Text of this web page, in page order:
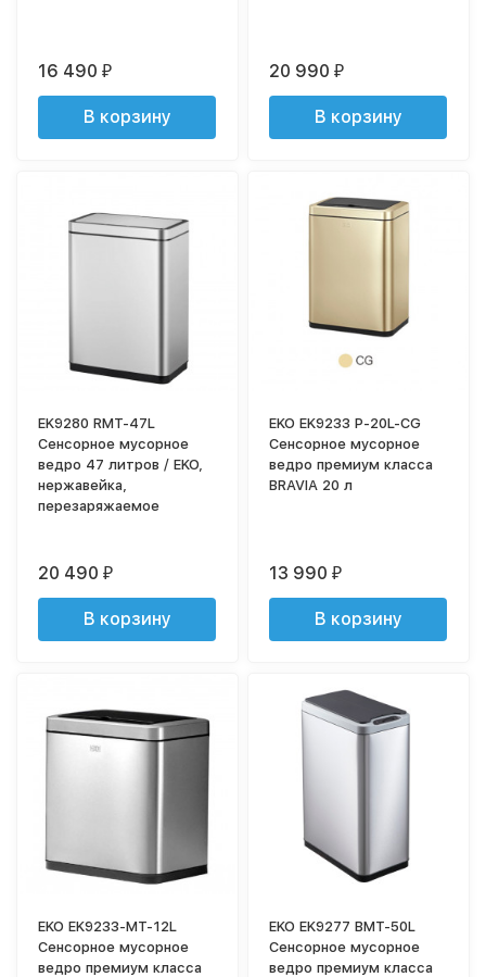
16 490₽
В корзину
20 990₽
В корзину
EK9280 RMT-47L
Сенсорное мусорное
ведро 47 литров / EKO,
нержавейка,
перезаряжаемое
20 490₽
В корзину
EKO EK9233 P-20L-CG
Сенсорное мусорное
ведро премиум класса
BRAVIA 20 л
13 990₽
В корзину
EKO EK9233-MT-12L
Сенсорное мусорное
ведро премиум класса
EKO EK9277 BMT-50L
Сенсорное мусорное
ведро премиум класса